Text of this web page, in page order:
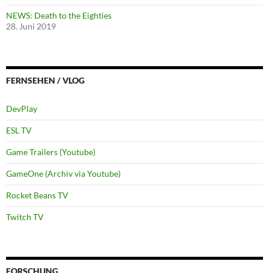
NEWS: Death to the Eighties
28. Juni 2019
FERNSEHEN / VLOG
DevPlay
ESL TV
Game Trailers (Youtube)
GameOne (Archiv via Youtube)
Rocket Beans TV
Twitch TV